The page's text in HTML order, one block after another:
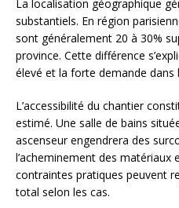
La localisation géographique
substantiels. En région
sont généralement 20 à 30%
province. Cette différence
élevé et la forte demande dans
L’accessibilité du chantier
estimé. Une salle de bains
ascenseur engendrera des
l’acheminement des matériaux
contraintes pratiques peuvent
total selon les cas.